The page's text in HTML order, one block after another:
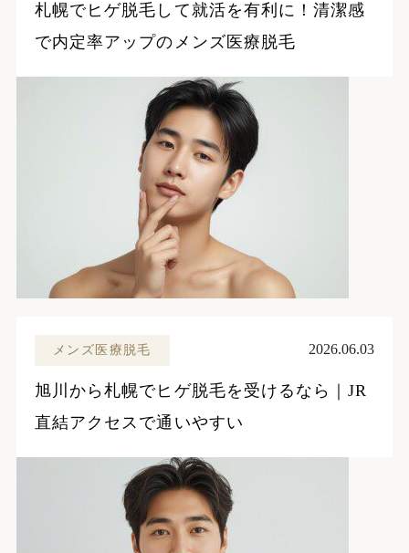
札幌でヒゲ脱毛して就活を有利に！清潔感
で内定率アップのメンズ医療脱毛
メンズ医療脱毛 2026.06.03
旭川から札幌でヒゲ脱毛を受けるなら｜JR
直結アクセスで通いやすい